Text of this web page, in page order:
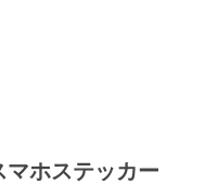
ホステッカー